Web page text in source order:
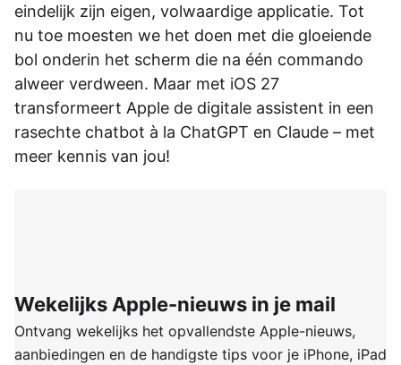
eindelijk zijn eigen, volwaardige applicatie. Tot
nu toe moesten we het doen met die gloeiende
bol onderin het scherm die na één commando
alweer verdween. Maar met iOS 27
transformeert Apple de digitale assistent in een
rasechte chatbot à la ChatGPT en Claude – met
meer kennis van jou!
Wekelijks Apple-nieuws in je mail
Ontvang wekelijks het opvallendste Apple-nieuws,
aanbiedingen en de handigste tips voor je iPhone, iPad